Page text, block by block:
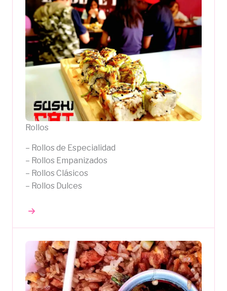
Rollos
– Rollos de Especialidad
– Rollos Empanizados
– Rollos Clásicos
– Rollos Dulces